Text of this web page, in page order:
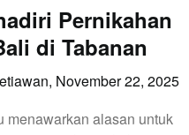
Pernikahan
di Tabanan
November 22, 2025
menawarkan alasan untuk